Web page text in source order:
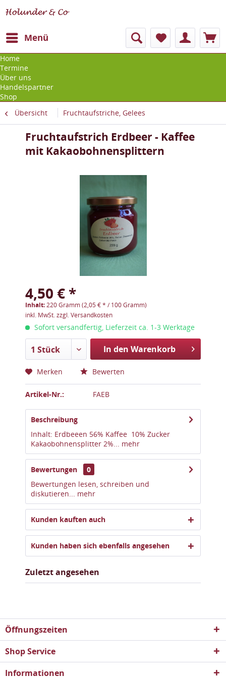
Menü
Home
Termine
Über uns
Handelspartner
Shop
Übersicht
Fruchtaufstriche, Gelees
Fruchtaufstrich Erdbeer - Kaffee
mit Kakaobohnensplittern
4,50 € *
Inhalt:220 Gramm (2,05 € * / 100 Gramm)
inkl. MwSt.zzgl. Versandkosten
Sofort versandfertig, Lieferzeit ca. 1-3 Werktage
1 Stück In den Warenkorb
Merken Bewerten
Artikel-Nr.: FAEB
Beschreibung
Inhalt: Erdbeeen 56% Kaffee 10% Zucker
Kakaobohnensplitter 2%... mehr
Bewertungen
0
Bewertungen lesen, schreiben und
diskutieren... mehr
Kunden kauften auch
Kunden haben sich ebenfalls angesehen
Zuletzt angesehen
Öffnungszeiten
Shop Service
Informationen